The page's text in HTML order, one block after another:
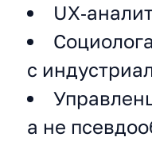
с
а не